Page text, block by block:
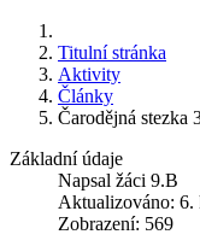
Titulní stránka
Aktivity
Články
Čarodějná stezka
Základní údaje
Napsal žáci 9.B
Aktualizováno: 6.
Zobrazení: 569